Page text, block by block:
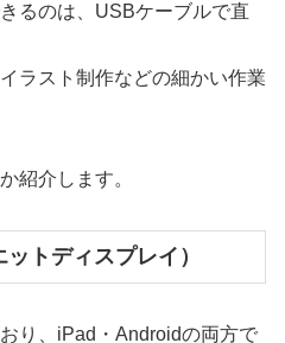
るのは、USBケーブルで直
ラスト制作などの細かい作業
紹介します。
トディスプレイ）
り、iPad・Androidの両方で